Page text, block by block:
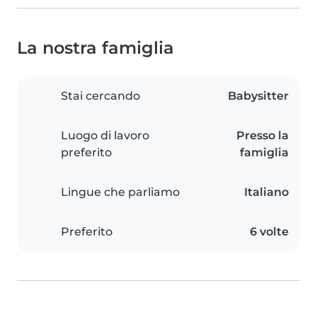
La nostra famiglia
Stai cercando Babysitter
Luogo di lavoro
preferito
Presso la
famiglia
Lingue che parliamo Italiano
Preferito 6 volte